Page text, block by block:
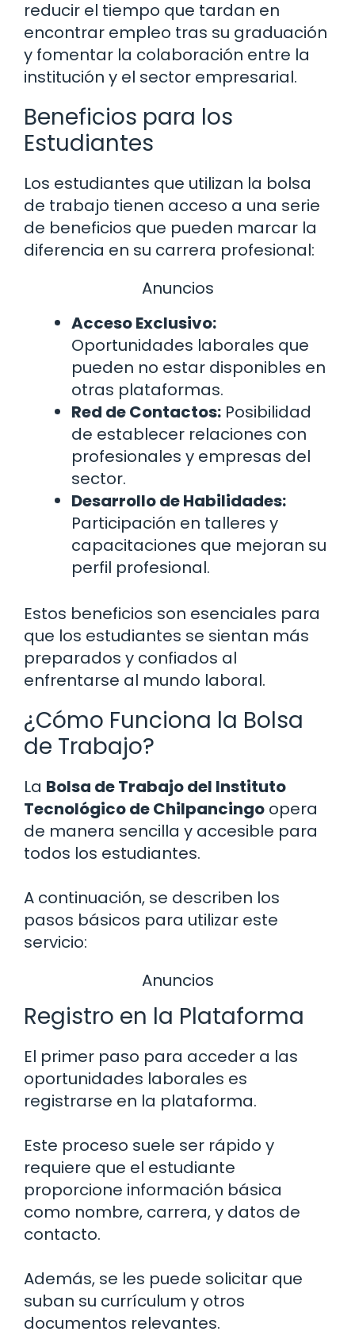
reducir el tiempo que tardan en
encontrar empleo tras su graduación
y fomentar la colaboración entre la
institución y el sector empresarial.
Beneficios para los
Estudiantes
Los estudiantes que utilizan la bolsa
de trabajo tienen acceso a una serie
de beneficios que pueden marcar la
diferencia en su carrera profesional:
Anuncios
Acceso Exclusivo:
Oportunidades laborales que
pueden no estar disponibles en
otras plataformas.
Red de Contactos: Posibilidad
de establecer relaciones con
profesionales y empresas del
sector.
Desarrollo de Habilidades:
Participación en talleres y
capacitaciones que mejoran su
perfil profesional.
Estos beneficios son esenciales para
que los estudiantes se sientan más
preparados y confiados al
enfrentarse al mundo laboral.
¿Cómo Funciona la Bolsa
de Trabajo?
La Bolsa de Trabajo del Instituto
Tecnológico de Chilpancingo opera
de manera sencilla y accesible para
todos los estudiantes.
A continuación, se describen los
pasos básicos para utilizar este
servicio:
Anuncios
Registro en la Plataforma
El primer paso para acceder a las
oportunidades laborales es
registrarse en la plataforma.
Este proceso suele ser rápido y
requiere que el estudiante
proporcione información básica
como nombre, carrera, y datos de
contacto.
Además, se les puede solicitar que
suban su currículum y otros
documentos relevantes.